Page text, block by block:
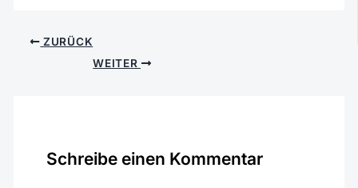
ZURÜCK
WEITER
Schreibe einen Kommentar